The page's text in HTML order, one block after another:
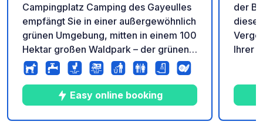
Campingplatz Camping des Gayeulles
empfängt Sie in einer außergewöhnlich
grünen Umgebung, mitten in einem 100
Hektar großen Waldpark – der grünen
Lunge von Rennes. Nur 5 km vom
historischen Zentrum entfernt, bietet
dieser 3-Sterne-Campingplatz eine
ruhige und naturnahe Atmosphäre und
ist dennoch gut angebunden: Die
Easy online booking
der
dieser
Ihrer
den